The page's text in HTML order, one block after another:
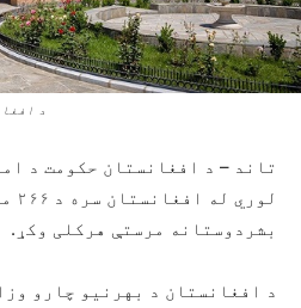
د
تاند – د افغانستان حکومت د
بشردوستانه مرستې هرکلی وکړ.
د افغانستان د بهرنیو چارو